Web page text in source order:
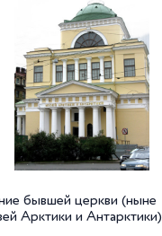
бывшей церкви (ныне
Арктики и Антарктики)